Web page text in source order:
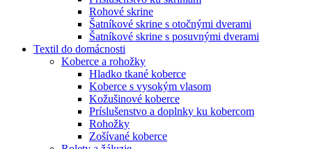
Rohové skrine
Šatníkové skrine s otočnými dverami
Šatníkové skrine s posuvnými dverami
Textil do domácnosti
Koberce a rohožky
Hladko tkané koberce
Koberce s vysokým vlasom
Kožušinové koberce
Príslušenstvo a doplnky ku kobercom
Rohožky
Zošívané koberce